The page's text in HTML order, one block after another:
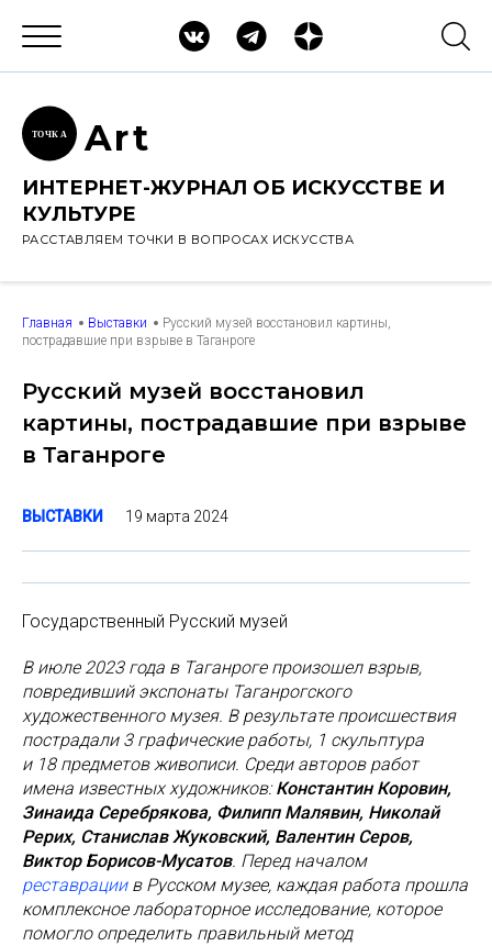
ТОЧК А Art
ИНТЕРНЕТ-ЖУРНАЛ ОБ ИСКУССТВЕ И
КУЛЬТУРЕ
РАССТАВЛЯЕМ ТОЧКИ В ВОПРОСАХ ИСКУССТВА
Главная Выставки
Русский музей восстановил картины,
пострадавшие при взрыве в Таганроге
Русский музей восстановил
картины, пострадавшие при взрыве
в Таганроге
ВЫСТАВКИ 19 марта 2024
Государственный Русский музей
В июле 2023 года в Таганроге произошел взрыв,
повредивший экспонаты Таганрогского
художественного музея. В результате происшествия
пострадали 3 графические работы, 1 скульптура
и 18 предметов живописи. Среди авторов работ
имена известных художников:Константин Коровин,
Зинаида Серебрякова, Филипп Малявин, Николай
Рерих, Станислав Жуковский, Валентин Серов,
Виктор Борисов-Мусатов. Перед началом
реставрации в Русском музее, каждая работа прошла
комплексное лабораторное исследование, которое
помогло определить правильный метод